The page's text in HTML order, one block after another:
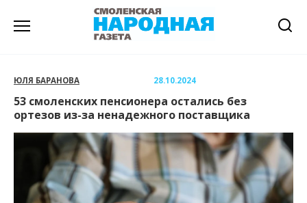
ЮЛЯ БАРАНОВА 28.10.2024
53 смоленских пенсионера остались без
ортезов из-за ненадежного поставщика